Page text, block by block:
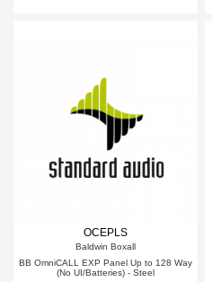
OCEPLS
Baldwin Boxall
BB OmniCALL EXP Panel Up to 128 Way
(No UI/Batteries) - Steel